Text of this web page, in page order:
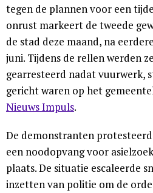
tegen de plannen voor een
onrust markeert de tweede
de stad deze maand, na
juni. Tijdens de rellen werden
gearresteerd nadat vuurwerk,
gericht waren op het
Nieuws Impuls.
De demonstranten
een noodopvang voor
plaats. De situatie escaleerde
inzetten van politie om de